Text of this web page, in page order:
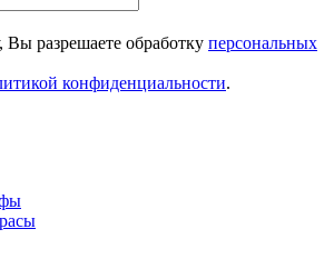
разрешаете обработку персональных
конфиденциальности.